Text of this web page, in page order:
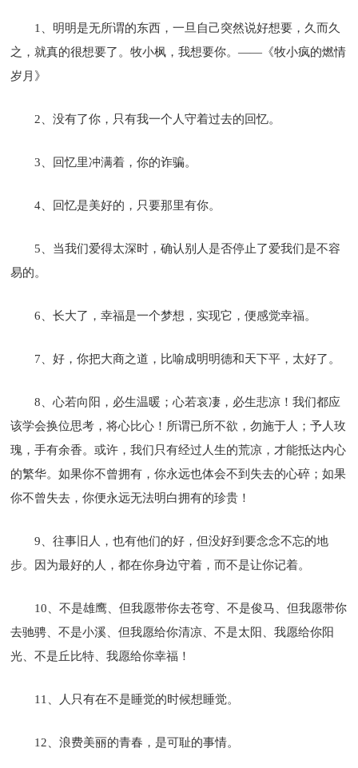
1、明明是无所谓的东西，一旦自己突然说好想要，久而久
之，就真的很想要了。牧小枫，我想要你。——《牧小疯的燃情
岁月》
2、没有了你，只有我一个人守着过去的回忆。
3、回忆里冲满着，你的诈骗。
4、回忆是美好的，只要那里有你。
5、当我们爱得太深时，确认别人是否停止了爱我们是不容
易的。
6、长大了，幸福是一个梦想，实现它，便感觉幸福。
7、好，你把大商之道，比喻成明明德和天下平，太好了。
8、心若向阳，必生温暖；心若哀凄，必生悲凉！我们都应
该学会换位思考，将心比心！所谓已所不欲，勿施于人；予人玫
瑰，手有余香。或许，我们只有经过人生的荒凉，才能抵达内心
的繁华。如果你不曾拥有，你永远也体会不到失去的心碎；如果
你不曾失去，你便永远无法明白拥有的珍贵！
9、往事旧人，也有他们的好，但没好到要念念不忘的地
步。因为最好的人，都在你身边守着，而不是让你记着。
10、不是雄鹰、但我愿带你去苍穹、不是俊马、但我愿带你
去驰骋、不是小溪、但我愿给你清凉、不是太阳、我愿给你阳
光、不是丘比特、我愿给你幸福！
11、人只有在不是睡觉的时候想睡觉。
12、浪费美丽的青春，是可耻的事情。